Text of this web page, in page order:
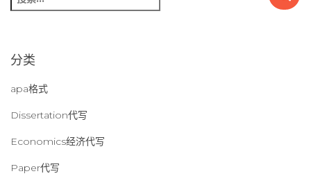
索
分类
apa格式
Dissertation代写
Economics经济代写
Paper代写